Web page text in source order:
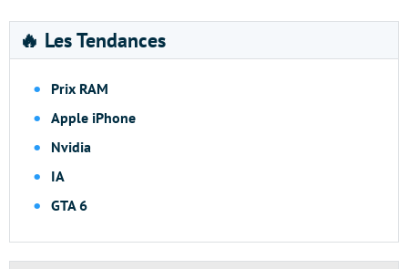
🔥 Les Tendances
Prix RAM
Apple iPhone
Nvidia
IA
GTA 6